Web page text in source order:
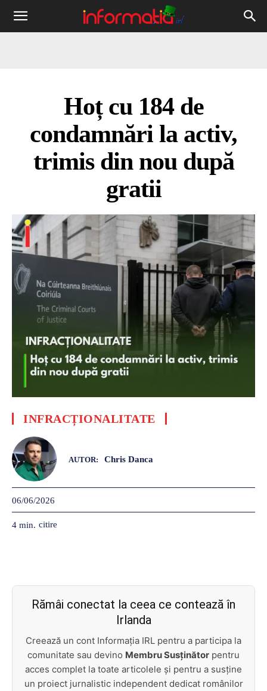
Informația
Hoț cu 184 de
condamnări la activ,
trimis din nou după
gratii
INFRACȚIONALITATE
AUTOR: Chris Danca
06/06/2026
4 min. citire
Rămâi conectat la ceea ce contează în
Irlanda
Creează un cont Informația IRL pentru a participa la
comunitate sau devino Membru Susținător pentru
acces complet la toate articolele și pentru a susține
un proiect jurnalistic independent dedicat românilor